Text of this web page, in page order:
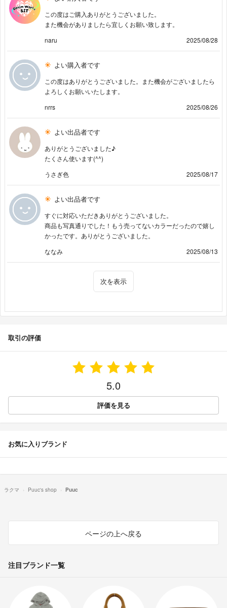
この度はご購入ありがとうございました。
また機会がありましたら宜しくお願い致します。
naru
2025/08/28
よい購入者です
この度はありがとうございました。また機会がございましたら
よろしくお願いいたします。
nrrs
2025/08/26
よい出品者です
ありがとうございました♪
たくさん使います(^^)
うさぎ色
2025/08/17
よい出品者です
すぐに対応いただきありがとうございました。
商品も写真通りでした！もう売ってないカラーだったので嬉し
かったです。ありがとうございました。
ななみ
2025/08/13
次を表示
取引の評価
5.0
評価を見る
お気に入りブランド
ラクマ Puuc's shop Puuc
ページの上へ戻る
注目ブランド一覧